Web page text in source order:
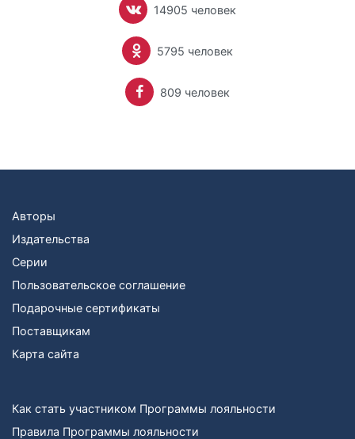
14905 человек
5795 человек
809 человек
Авторы
Издательства
Серии
Пользовательское соглашение
Подарочные сертификаты
Поставщикам
Карта сайта
Как стать участником Программы лояльности
Правила Программы лояльности